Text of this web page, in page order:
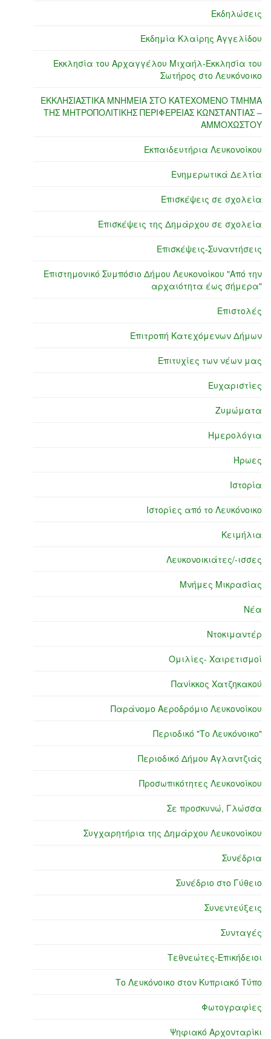
Εκδηλώσεις
Εκδημία Κλαίρης Αγγελίδου
Εκκλησία του Αρχαγγέλου Μιχαήλ-Εκκλησία του
Σωτήρος στο Λευκόνοικο
ΕΚΚΛΗΣΙΑΣΤΙΚΑ ΜΝΗΜΕΙΑ ΣΤΟ ΚΑΤΕΧΟΜΕΝΟ ΤΜΗΜΑ
ΤΗΣ ΜΗΤΡΟΠΟΛΙΤΙΚΗΣ ΠΕΡΙΦΕΡΕΙΑΣ ΚΩΝΣΤΑΝΤΙΑΣ –
ΑΜΜΟΧΩΣΤΟΥ
Εκπαιδευτήρια Λευκονοίκου
Ενημερωτικά Δελτία
Επισκέψεις σε σχολεία
Επισκέψεις της Δημάρχου σε σχολεία
Επισκέψεις-Συναντήσεις
Επιστημονικό Συμπόσιο Δήμου Λευκονοίκου "Από την
αρχαιότητα έως σήμερα"
Επιστολές
Επιτροπή Κατεχόμενων Δήμων
Επιτυχίες των νέων μας
Ευχαριστίες
Ζυμώματα
Ημερολόγια
Ήρωες
Ιστορία
Ιστορίες από το Λευκόνοικο
Κειμήλια
Λευκονοικιάτες/-ισσες
Μνήμες Μικρασίας
Νέα
Ντοκιμαντέρ
Ομιλίες- Χαιρετισμοί
Πανίκκος Χατζηκακού
Παράνομο Αεροδρόμιο Λευκονοίκου
Περιοδικό "Το Λευκόνοικο"
Περιοδικό Δήμου Αγλαντζιάς
Προσωπικότητες Λευκονοίκου
Σε προσκυνώ, Γλώσσα
Συγχαρητήρια της Δημάρχου Λευκονοίκου
Συνέδρια
Συνέδριο στο Γύθειο
Συνεντεύξεις
Συνταγές
Τεθνεώτες-Επικήδειοι
Το Λευκόνοικο στον Κυπριακό Τύπο
Φωτογραφίες
Ψηφιακό Αρχονταρίκι